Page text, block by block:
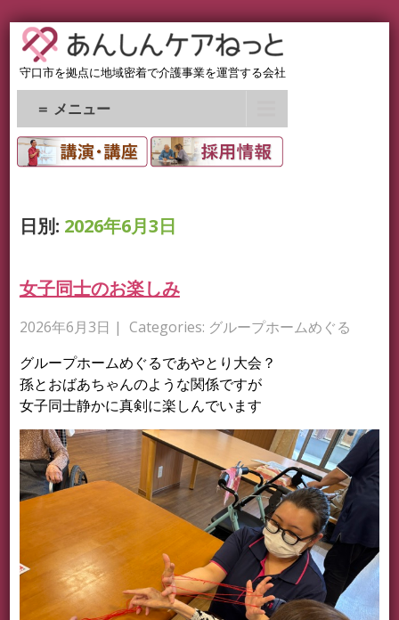
守口市を拠点に地域密着で介護事業を運営する会社
＝ メニュー
日別: 2026年6月3日
女子同士のお楽しみ
2026年6月3日 | Categories: グループホームめぐる
グループホームめぐるであやとり大会？
孫とおばあちゃんのような関係ですが
女子同士静かに真剣に楽しんでいます